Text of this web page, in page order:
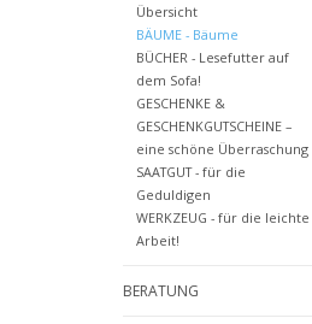
Übersicht
BÄUME - Bäume
BÜCHER - Lesefutter auf
dem Sofa!
GESCHENKE &
GESCHENKGUTSCHEINE –
eine schöne Überraschung
SAATGUT - für die
Geduldigen
WERKZEUG - für die leichte
Arbeit!
BERATUNG